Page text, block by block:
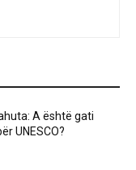
A është gati
UNESCO?